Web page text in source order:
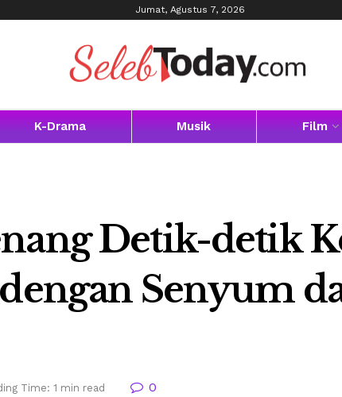
Jumat, Agustus 7, 2026
K-Drama Musik Film
Detik-detik
Senyum
Time: 1 min read 0